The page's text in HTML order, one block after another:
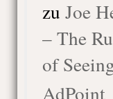
zu Joe
– The
of
AdPoint